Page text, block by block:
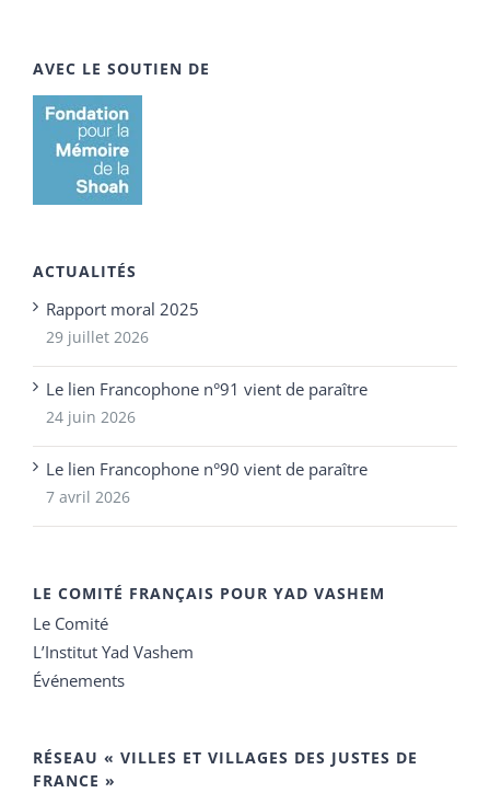
AVEC LE SOUTIEN DE
ACTUALITÉS
Rapport moral 2025
29 juillet 2026
Le lien Francophone n°91 vient de paraître
24 juin 2026
Le lien Francophone n°90 vient de paraître
7 avril 2026
LE COMITÉ FRANÇAIS POUR YAD VASHEM
Le Comité
L’Institut Yad Vashem
Événements
RÉSEAU « VILLES ET VILLAGES DES JUSTES DE
FRANCE »